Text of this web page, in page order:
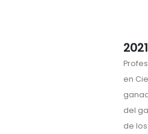
en
del
de